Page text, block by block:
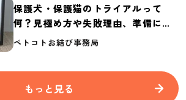
保護犬・保護猫のトライアルって
何？見極め方や失敗理由、準備に必
要なものを紹介
ペトコトお結び事務局
もっと見る